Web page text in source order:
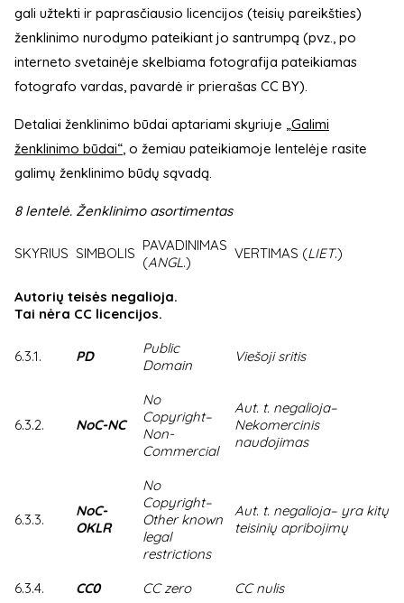
gali užtekti ir paprasčiausio licencijos (teisių pareikšties)
ženklinimo nurodymo pateikiant jo santrumpą (pvz., po
interneto svetainėje skelbiama fotografija pateikiamas
fotografo vardas, pavardė ir prierašas CC BY).
Detaliai ženklinimo būdai aptariami skyriuje „Galimi
ženklinimo būdai“ , o žemiau pateikiamoje lentelėje rasite
galimų ženklinimo būdų sąvadą.
8 lentelė. Ženklinimo asortimentas
SKYRIUS SIMBOLIS PAVADINIMAS
(ANGL .)
VERTIMAS (LIET.)
Autorių teisės negalioja.
Tai nėra CC licencijos.
6.3.1. PD
Public
Domain
Viešoji sritis
6.3.2. NoC-NC
No
Copyright–
Non-
Commercial
Aut. t. negalioja–
Nekomercinis
naudojimas
6.3.3.
NoC-
OKLR
No
Copyright–
Other known
legal
restrictions
Aut. t. negalioja– yra kitų
teisinių apribojimų
6.3.4. CC0 CC zero
CC nulis